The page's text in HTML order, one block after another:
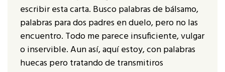
escribir esta carta. Busco palabras de bálsamo,
palabras para dos padres en duelo, pero no las
encuentro. Todo me parece insuficiente, vulgar
o inservible. Aun así, aquí estoy, con palabras
huecas pero tratando de transmitiros